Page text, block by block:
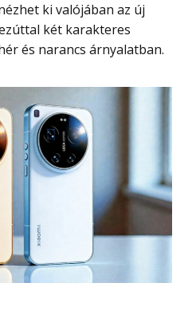
ki valójában az új
két karakteres
és narancs árnyalatban.